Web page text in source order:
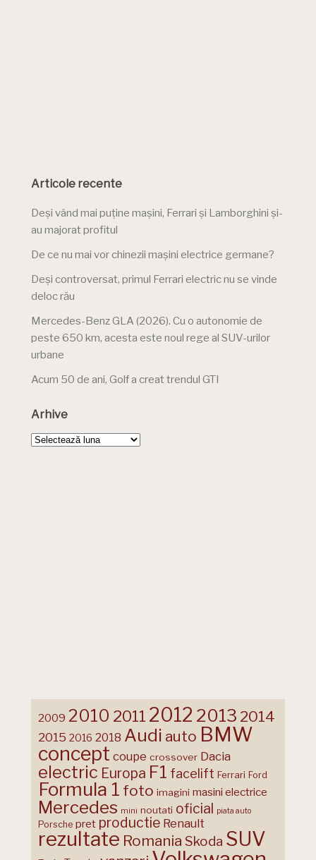
Articole recente
Deși vând mai puține mașini, Ferrari și Lamborghini și-
au majorat profitul
De ce nu mai vor chinezii mașini electrice germane?
Deși controversat, primul Ferrari electric nu se vinde
deloc rău
Mercedes-Benz GLA (2026). Cu o autonomie de
peste 650 km, acesta este noul rege al SUV-urilor
urbane
Acum 50 de ani, Golf a creat trendul GTI
Arhive
Arhive
2009 2010 2011 2012 2013 2014
2015 2016 2018 Audi auto BMW
concept coupe crossover Dacia
electric Europa F1 facelift Ferrari Ford
Formula 1 foto imagini masini electrice
Mercedes mini noutati oficial piata auto
Porsche pret productie Renault
rezultate Romania Skoda SUV